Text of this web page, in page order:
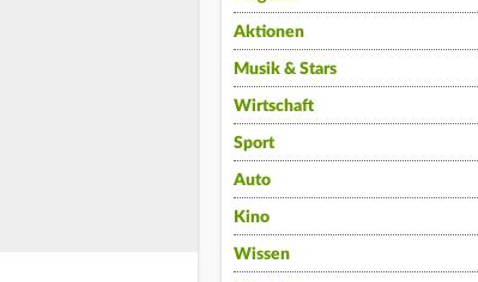
Aktionen
Musik & Stars
Wirtschaft
Sport
Auto
Kino
Wissen